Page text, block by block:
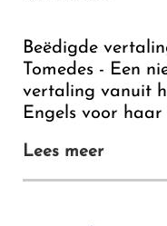
Beëdigde
Tomedes - Een
vertaling vanuit
Engels voor
Lees meer